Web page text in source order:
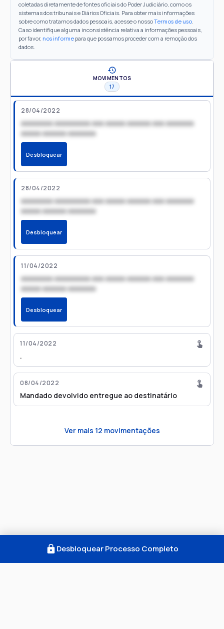
coletadas diretamente de fontes oficiais do Poder Judiciário, como os
sistemas dos tribunais e Diários Oficiais. Para obter mais informações
sobre como tratamos dados pessoais, acesse o nossoTermos de uso.
Caso identifique alguma inconsistência relativa a informações pessoais,
por favor, nos informe para que possamos proceder com a remoção dos
dados.
MOVIMENTOS
17
28/04/2022
xxxxxxxx xxxxxxxxx xxx xxxxx xxxxxx xxx xxxxxxx
xxxxx xxxxxx xxxxxxx
Desbloquear
28/04/2022
xxxxxxxx xxxxxxxxx xxx xxxxx xxxxxx xxx xxxxxxx
xxxxx xxxxxx xxxxxxx
Desbloquear
11/04/2022
xxxxxxxx xxxxxxxxx xxx xxxxx xxxxxx xxx xxxxxxx
xxxxx xxxxxx xxxxxxx
Desbloquear
11/04/2022
.
08/04/2022
Mandado devolvido entregue ao destinatário
Ver mais 12 movimentações
Desbloquear Processo Completo